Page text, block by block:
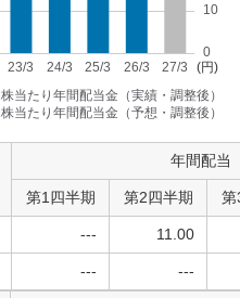
年間配当
第1四半期 第2四半期 第
--- 11.00
--- ---